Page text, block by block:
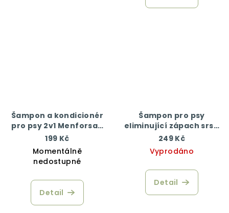
Šampon a kondicionér
pro psy 2v1 Menforsan
proti zacuchávání srsti
300 ml
199 Kč
Momentálně
nedostupné
Detail
Šampon pro psy
eliminující zápach srsti
Menforsan 300 ml
249 Kč
Vyprodáno
Detail